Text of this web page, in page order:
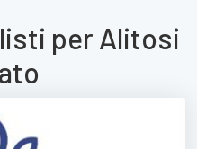
per Alitosi